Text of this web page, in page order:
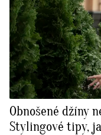
Obnošené džíny
Stylingové tipy,